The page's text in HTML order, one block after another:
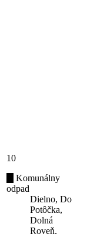
10
Komunálny
odpad
Dielno, Do
Potôčka,
Dolná
Roveň,